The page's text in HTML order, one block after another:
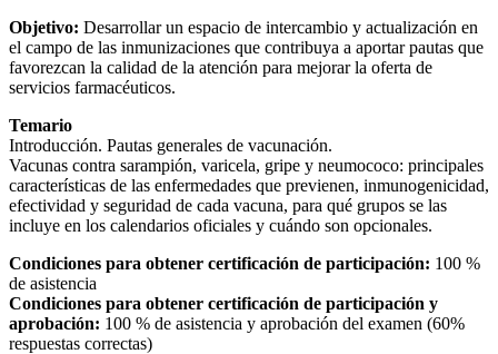
Objetivo: Desarrollar un espacio de intercambio y actualización en
el campo de las inmunizaciones que contribuya a aportar pautas que
favorezcan la calidad de la atención para mejorar la oferta de
servicios farmacéuticos.
Temario
Introducción. Pautas generales de vacunación.
Vacunas contra sarampión, varicela, gripe y neumococo: principales
características de las enfermedades que previenen, inmunogenicidad,
efectividad y seguridad de cada vacuna, para qué grupos se las
incluye en los calendarios oficiales y cuándo son opcionales.
Condiciones para obtener certificación de participación: 100 %
de asistencia
Condiciones para obtener certificación de participación y
aprobación: 100 % de asistencia y aprobación del examen (60%
respuestas correctas)